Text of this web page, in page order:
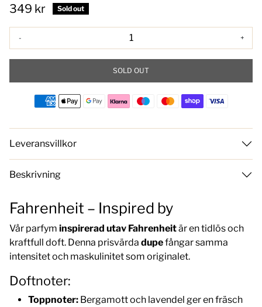
349 kr Sold out
- +
SOLD OUT
Leveransvillkor
Beskrivning
Fahrenheit – Inspired by
Vår parfym inspirerad utav Fahrenheitär en tidlös och
kraftfull doft. Denna prisvärda dupefångar samma
intensitet och maskulinitet som originalet.
Doftnoter:
Toppnoter: Bergamott och lavendel ger en fräsch